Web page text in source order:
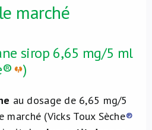
marché
sirop 6,65 mg/5 ml
)
au dosage de 6,65 mg/5
(Vicks Toux Sèche®